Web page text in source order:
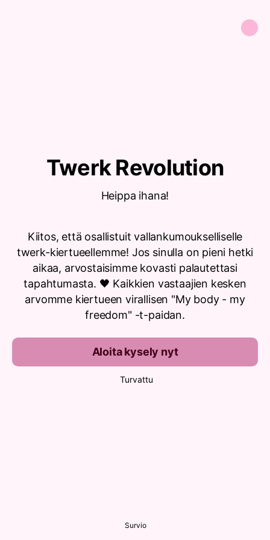
Twerk Revolution
Heippa ihana!
Kiitos, että osallistuit vallankumoukselliselle
twerk-kiertueellemme! Jos sinulla on pieni hetki
aikaa, arvostaisimme kovasti palautettasi
tapahtumasta. 🖤 Kaikkien vastaajien kesken
arvomme kiertueen virallisen "My body - my
freedom" -t-paidan.
Aloita kysely nyt
Turvattu
Survio